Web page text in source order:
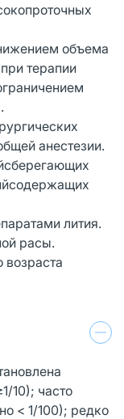
объема
терапии
анестезии.
лития.
расы.
возраста
10); часто
< 1/100); редко